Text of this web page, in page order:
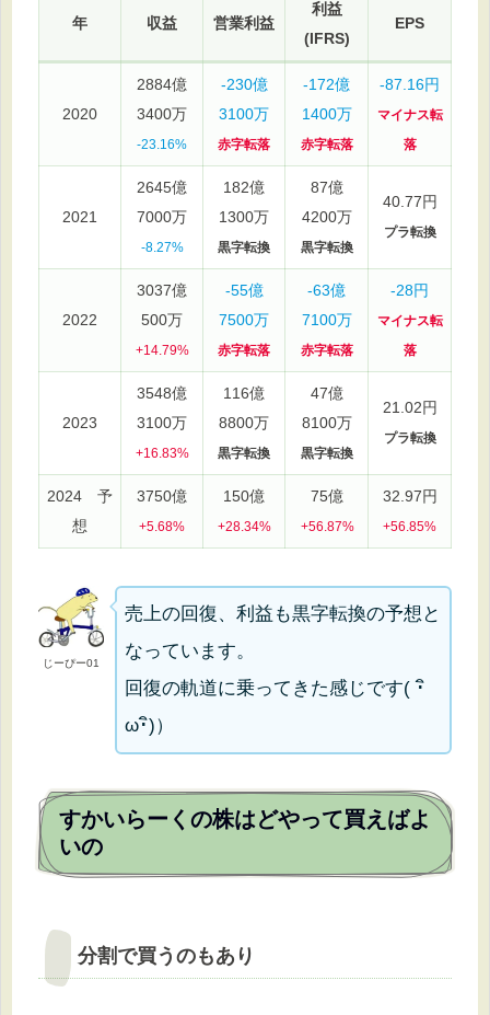
年 収益 営業利益
利益
(IFRS)
EPS
2020
2884億
3400万
-23.16%
-230億
3100万
赤字転落
-172億
1400万
赤字転落
-87.16円
マイナス転
落
2021
2645億
7000万
-8.27%
182億
1300万
黒字転換
87億
4200万
黒字転換
40.77円
プラ転換
2022
3037億
500万
+14.79%
-55億
7500万
赤字転落
-63億
7100万
赤字転落
-28円
マイナス転
落
2023
3548億
3100万
+16.83%
116億
8800万
黒字転換
47億
8100万
黒字転換
21.02円
プラ転換
2024 予
想
3750億
+5.68%
150億
+28.34%
75億
+56.87%
32.97円
+56.85%
じーぴー01
売上の回復、利益も黒字転換の予想と
なっています。
回復の軌道に乗ってきた感じです( ･ิ
ω･ิ)）
すかいらーくの株はどやって買えばよ
いの
分割で買うのもあり